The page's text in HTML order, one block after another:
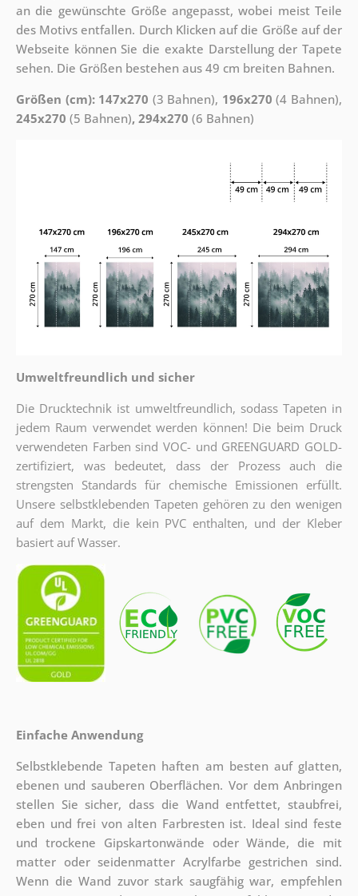
an die gewünschte Größe angepasst, wobei meist Teile
des Motivs entfallen. Durch Klicken auf die Größe auf der
Webseite können Sie die exakte Darstellung der Tapete
sehen. Die Größen bestehen aus 49 cm breiten Bahnen.
Größen (cm): 147x270 (3 Bahnen), 196x270 (4 Bahnen),
245x270 (5 Bahnen), 294x270 (6 Bahnen)
Umweltfreundlich und sicher
Die Drucktechnik ist umweltfreundlich, sodass Tapeten in
jedem Raum verwendet werden können! Die beim Druck
verwendeten Farben sind VOC- und GREENGUARD GOLD-
zertifiziert, was bedeutet, dass der Prozess auch die
strengsten Standards für chemische Emissionen erfüllt.
Unsere selbstklebenden Tapeten gehören zu den wenigen
auf dem Markt, die kein PVC enthalten, und der Kleber
basiert auf Wasser.
Einfache Anwendung
Selbstklebende Tapeten haften am besten auf glatten,
ebenen und sauberen Oberflächen. Vor dem Anbringen
stellen Sie sicher, dass die Wand entfettet, staubfrei,
eben und frei von alten Farbresten ist. Ideal sind feste
und trockene Gipskartonwände oder Wände, die mit
matter oder seidenmatter Acrylfarbe gestrichen sind.
Wenn die Wand zuvor stark saugfähig war, empfehlen